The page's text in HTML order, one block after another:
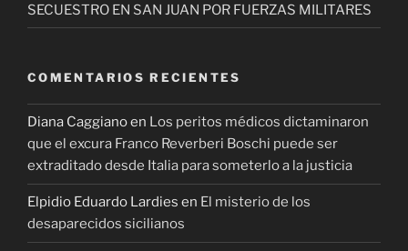
SECUESTRO EN SAN JUAN POR FUERZAS MILITARES
COMENTARIOS RECIENTES
Diana Caggianoen Los peritos médicos dictaminaron
que el excura Franco Reverberi Boschi puede ser
extraditado desde Italia para someterlo a la justicia
Elpidio Eduardo Lardies en El misterio de los
desaparecidos sicilianos